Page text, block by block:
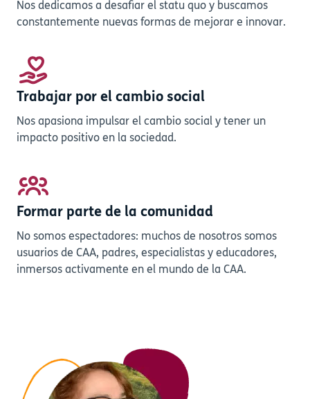
Nos dedicamos a desafiar el statu quo y buscamos
constantemente nuevas formas de mejorar e innovar.
Trabajar por el cambio social
Nos apasiona impulsar el cambio social y tener un
impacto positivo en la sociedad.
Formar parte de la comunidad
No somos espectadores: muchos de nosotros somos
usuarios de CAA, padres, especialistas y educadores,
inmersos activamente en el mundo de la CAA.